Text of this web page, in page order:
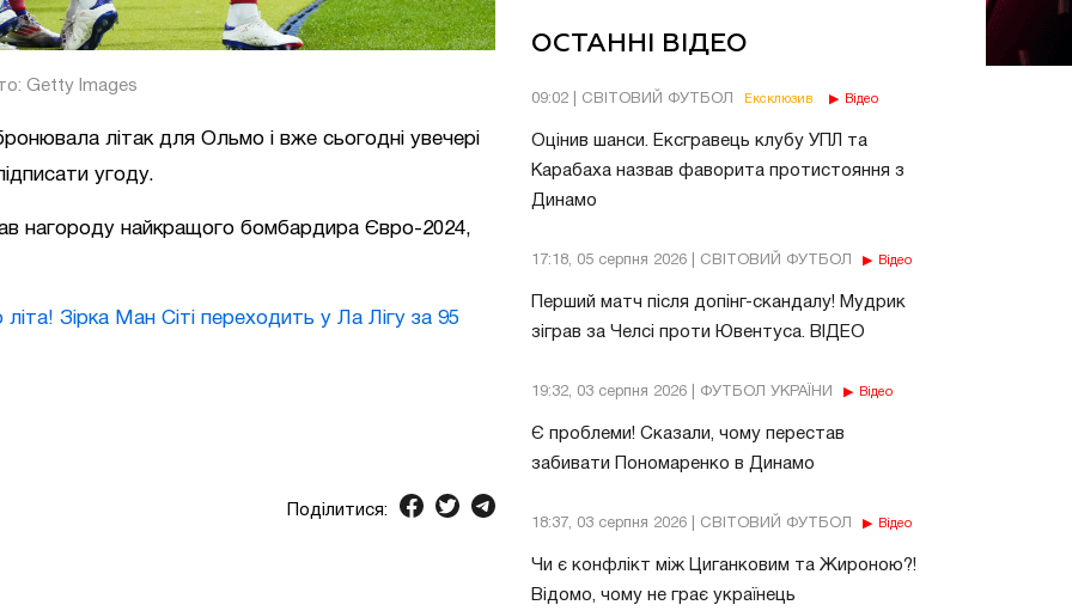
ОСТАННІ ВІДЕО
09:02 | СВІТОВИЙ ФУТБОЛ Ексклюзив Відео
Оцінив шанси. Ексгравець клубу УПЛ та
Карабаха назвав фаворита протистояння з
Динамо
17:18, 05 серпня 2026 | СВІТОВИЙ ФУТБОЛ Відео
Перший матч після допінг-скандалу! Мудрик
зіграв за Челсі проти Ювентуса. ВІДЕО
19:32, 03 серпня 2026 | ФУТБОЛ УКРАЇНИ Відео
Є проблеми! Сказали, чому перестав
забивати Пономаренко в Динамо
18:37, 03 серпня 2026 | СВІТОВИЙ ФУТБОЛ Відео
Чи є конфлікт між Циганковим та Жироною?!
Відомо, чому не грає українець
Getty Images
літак для Ольмо і вже сьогодні увечері
угоду.
нагороду найкращого бомбардира Євро-2024,
Зірка Ман Сіті переходить у Ла Лігу за 95
Поділитися: